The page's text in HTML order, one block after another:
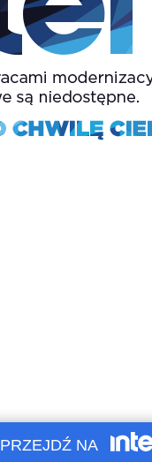
PRZEJDŹ NA